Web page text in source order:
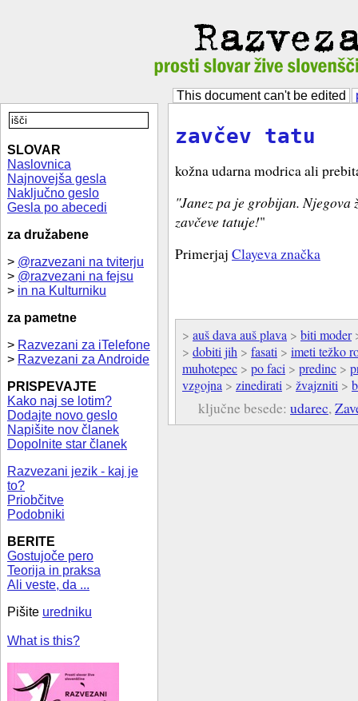
This document can't be edited
SLOVAR
Naslovnica
Najnovejša gesla
Naključno geslo
Gesla po abecedi
za družabene
> @razvezani na tviterju
> @razvezani na fejsu
> in na Kulturniku
za pametne
> Razvezani za iTelefone
> Razvezani za Androide
PRISPEVAJTE
Kako naj se lotim?
Dodajte novo geslo
Napišite nov članek
Dopolnite star članek
Razvezani jezik - kaj je
to?
Priobčitve
Podobniki
BERITE
Gostujoče pero
Teorija in praksa
Ali veste, da ...
Pišite uredniku
What is this?
zavčev tatu
kožna udarna modrica ali
"Janez pa je grobijan. Njegova
zavčeve tatuje!"
Primerjaj Clayeva značka
> auš dava auš plava > biti moder
> dobiti jih > fasati > imeti težko
muhotepec > po faci > predinc >
vzgojna > zinedirati > žvajzniti >
ključne besede: udarec,